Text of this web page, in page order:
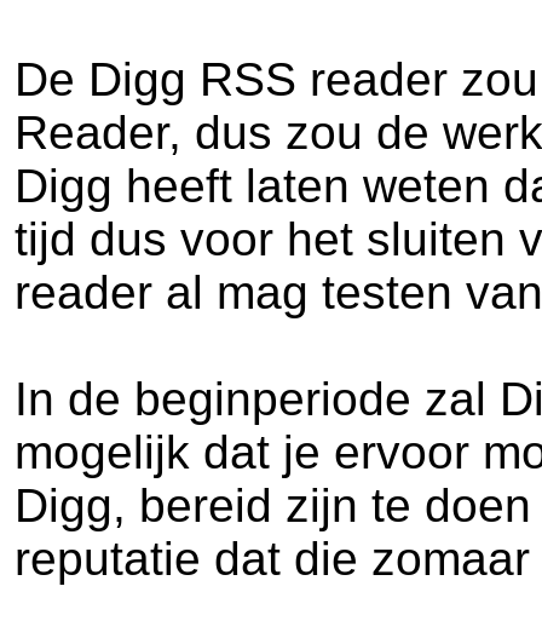
De Digg RSS reader
Reader, dus zou de
Digg heeft laten weten
tijd dus voor het sluiten
reader al mag testen
In de beginperiode zal
mogelijk dat je ervoor
Digg, bereid zijn te
reputatie dat die